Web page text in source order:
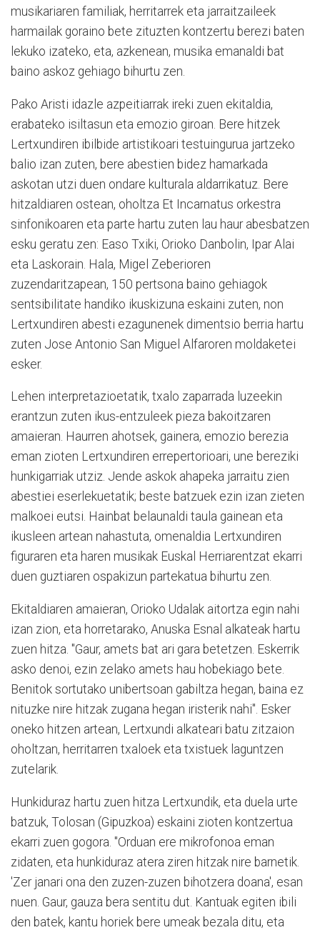
musikariaren familiak, herritarrek eta jarraitzaileek
harmailak goraino bete zituzten kontzertu berezi baten
lekuko izateko, eta, azkenean, musika emanaldi bat
baino askoz gehiago bihurtu zen.
Pako Aristi idazle azpeitiarrak ireki zuen ekitaldia,
erabateko isiltasun eta emozio giroan. Bere hitzek
Lertxundiren ibilbide artistikoari testuingurua jartzeko
balio izan zuten, bere abestien bidez hamarkada
askotan utzi duen ondare kulturala aldarrikatuz. Bere
hitzaldiaren ostean, oholtza Et Incarnatus orkestra
sinfonikoaren eta parte hartu zuten lau haur abesbatzen
esku geratu zen: Easo Txiki, Orioko Danbolin, Ipar Alai
eta Laskorain. Hala, Migel Zeberioren
zuzendaritzapean, 150 pertsona baino gehiagok
sentsibilitate handiko ikuskizuna eskaini zuten, non
Lertxundiren abesti ezagunenek dimentsio berria hartu
zuten Jose Antonio San Miguel Alfaroren moldaketei
esker.
Lehen interpretazioetatik, txalo zaparrada luzeekin
erantzun zuten ikus-entzuleek pieza bakoitzaren
amaieran. Haurren ahotsek, gainera, emozio berezia
eman zioten Lertxundiren errepertorioari, une bereziki
hunkigarriak utziz. Jende askok ahapeka jarraitu zien
abestiei eserlekuetatik; beste batzuek ezin izan zieten
malkoei eutsi. Hainbat belaunaldi taula gainean eta
ikusleen artean nahastuta, omenaldia Lertxundiren
figuraren eta haren musikak Euskal Herriarentzat ekarri
duen guztiaren ospakizun partekatua bihurtu zen.
Ekitaldiaren amaieran, Orioko Udalak aitortza egin nahi
izan zion, eta horretarako, Anuska Esnal alkateak hartu
zuen hitza. "Gaur, amets bat ari gara betetzen. Eskerrik
asko denoi, ezin zelako amets hau hobekiago bete.
Benitok sortutako unibertsoan gabiltza hegan, baina ez
nituzke nire hitzak zugana hegan iristerik nahi". Esker
oneko hitzen artean, Lertxundi alkateari batu zitzaion
oholtzan, herritarren txaloek eta txistuek laguntzen
zutelarik.
Hunkiduraz hartu zuen hitza Lertxundik, eta duela urte
batzuk, Tolosan (Gipuzkoa) eskaini zioten kontzertua
ekarri zuen gogora. "Orduan ere mikrofonoa eman
zidaten, eta hunkiduraz atera ziren hitzak nire barnetik.
'Zer janari ona den zuzen-zuzen bihotzera doana', esan
nuen. Gaur, gauza bera sentitu dut. Kantuak egiten ibili
den batek, kantu horiek bere umeak bezala ditu, eta